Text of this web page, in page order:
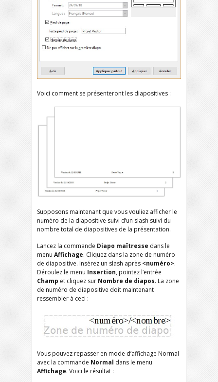
Voici comment se présenteront les diapositives :
Supposons maintenant que vous vouliez afficher le
numéro de la diapositive suivi d’un slash suivi du
nombre total de diapositives de la présentation.
Lancez la commande Diapo maîtresse dans le
menu Affichage. Cliquez dans la zone de numéro
de diapositive. Insérez un slash après <numéro>.
Déroulez le menu Insertion, pointez l’entrée
Champ et cliquez sur Nombre de diapos. La zone
de numéro de diapositive doit maintenant
ressembler à ceci :
Vous pouvez repasser en mode d’affichage Normal
avec la commande Normal dans le menu
Affichage. Voici le résultat :